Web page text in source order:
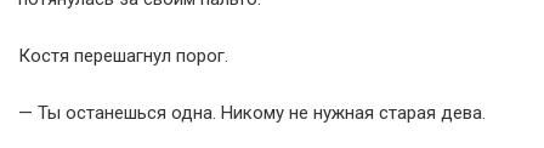
Костя перешагнул порог.
— Ты останешься одна. Никому не нужная старая дева.